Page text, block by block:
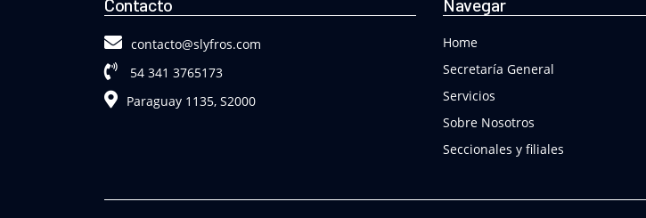
Contacto
contacto@slyfros.com
54 341 3765173
Paraguay 1135, S2000
Navegar
Home
Secretaría General
Servicios
Sobre Nosotros
Seccionales y filiales